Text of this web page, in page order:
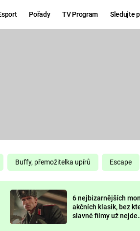
Pořady TV Program Sledujte
DELIVERANCE
Buffy, přemožitelka upírů Escape
6 nejbizarnějších
akčních klasik, bez
slavné filmy už nejde